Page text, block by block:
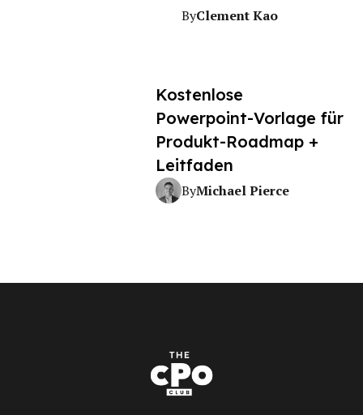
ByClement Kao
Kostenlose
Powerpoint-Vorlage für
Produkt-Roadmap +
Leitfaden
ByMichael Pierce